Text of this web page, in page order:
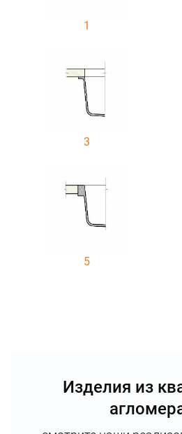
1
3
5
Изделия из